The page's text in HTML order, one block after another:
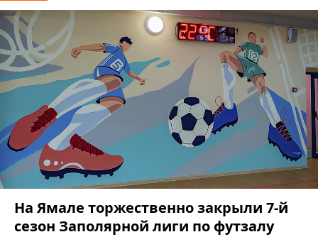
На Ямале торжественно закрыли 7-й
сезон Заполярной лиги по футзалу